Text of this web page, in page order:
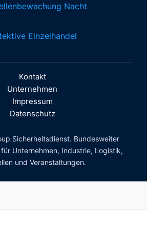
Nacht
Einzelhandel
Kontakt
Unternehmen
Impressum
Datenschutz
Sicherheitsdienst. Bundesweiter
Unternehmen, Industrie, Logistik,
und Veranstaltungen.